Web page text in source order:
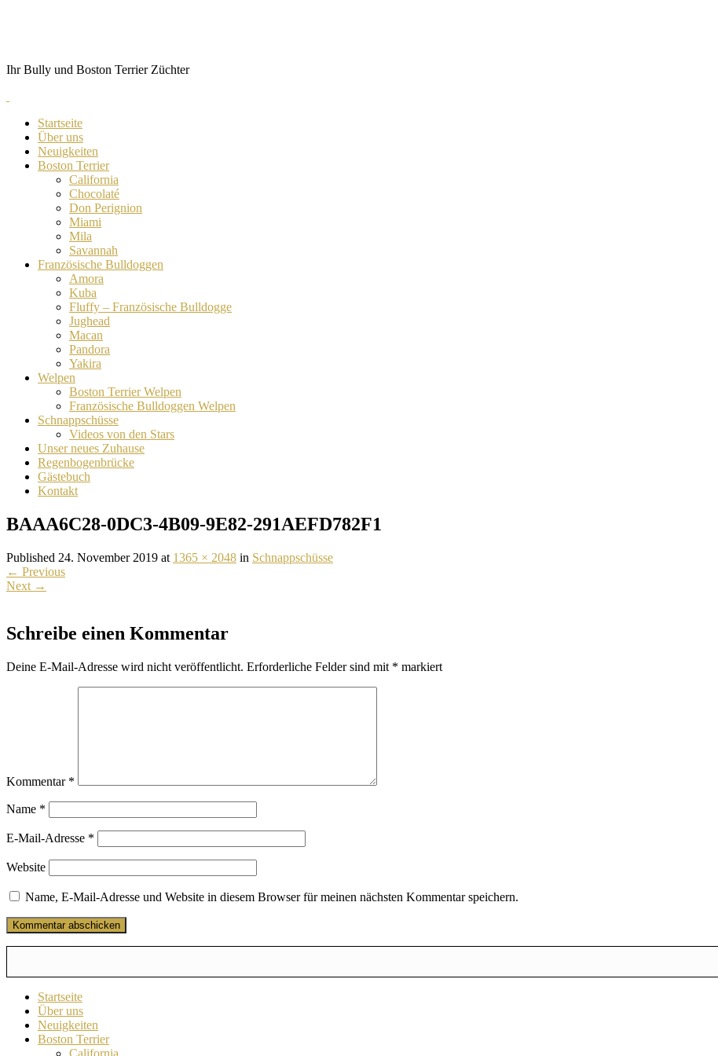
Ihr Bully und Boston Terrier Züchter
Startseite
Über uns
Neuigkeiten
Boston Terrier
California
Chocolaté
Don Perignion
Miami
Mila
Savannah
Französische Bulldoggen
Amora
Kuba
Fluffy – Französische Bulldogge
Jughead
Macan
Pandora
Yakira
Welpen
Boston Terrier Welpen
Französische Bulldoggen Welpen
Schnappschüsse
Videos von den Stars
Unser neues Zuhause
Regenbogenbrücke
Gästebuch
Kontakt
BAAA6C28-0DC3-4B09-9E82-291AEFD782F1
Published 24. November 2019 at 1365 × 2048 in Schnappschüsse
← Previous
Next →
Schreibe einen Kommentar
Deine E-Mail-Adresse wird nicht veröffentlicht. Erforderliche Felder sind mit * markiert
Kommentar *
Name *
E-Mail-Adresse *
Website
Name, E-Mail-Adresse und Website in diesem Browser für meinen nächsten Kommentar speichern.
Startseite
Über uns
Neuigkeiten
Boston Terrier
California